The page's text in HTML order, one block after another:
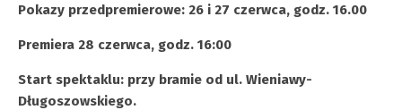
Pokazy przedpremierowe: 26 i 27 czerwca, godz. 16.00
Premiera 28 czerwca, godz. 16:00
Start spektaklu: przy bramie od ul. Wieniawy-
Długoszowskiego.